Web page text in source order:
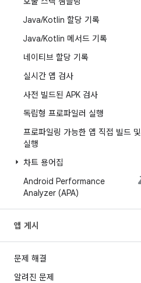
Java/Kotlin 할당 기록
Java/Kotlin 메서드 기록
네이티브 할당 기록
실시간 앱 검사
사전 빌드된 APK 검사
독립형 프로파일러 실행
프로파일링 가능한 앱 직접 빌드 및
실행
차트 용어집
Android Performance
Analyzer (APA)
앱 게시
문제 해결
알려진 문제